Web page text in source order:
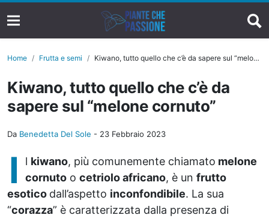
Home Frutta e semi Kiwano, tutto quello che c’è da sapere sul “melone cornuto”
Kiwano, tutto quello che c’è da
sapere sul “melone cornuto”
Da Benedetta Del Sole - 23 Febbraio 2023
I l kiwano, più comunemente chiamato melone
cornuto o cetriolo africano, è un frutto
esotico dall’aspetto inconfondibile. La sua
“corazza” è caratterizzata dalla presenza di